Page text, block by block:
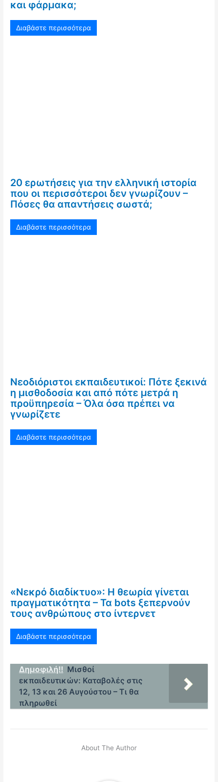
και φάρμακα;
Διαβάστε περισσότερα
20 ερωτήσεις για την ελληνική ιστορία
που οι περισσότεροι δεν γνωρίζουν –
Πόσες θα απαντήσεις σωστά;
Διαβάστε περισσότερα
Νεοδιόριστοι εκπαιδευτικοί: Πότε ξεκινά
η μισθοδοσία και από πότε μετρά η
προϋπηρεσία – Όλα όσα πρέπει να
γνωρίζετε
Διαβάστε περισσότερα
«Νεκρό διαδίκτυο»: Η θεωρία γίνεται
πραγματικότητα – Τα bots ξεπερνούν
τους ανθρώπους στο ίντερνετ
Διαβάστε περισσότερα
Δημοφιλή!! Μισθοί
εκπαιδευτικών: Καταβολές στις
12, 13 και 26 Αυγούστου – Τι θα
πληρωθεί
About The Author